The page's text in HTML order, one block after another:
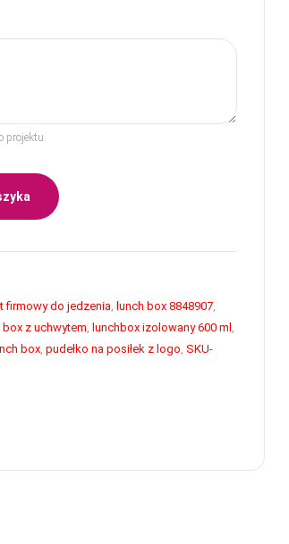
projektu.
firmowy do jedzenia, lunch box 8848907,
box z uchwytem, lunchbox izolowany 600 ml ,
box, pudełko na posiłek z logo, SKU-